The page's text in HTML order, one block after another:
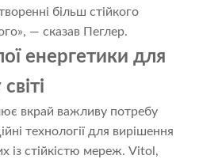
більш стійкого
— сказав Пеглер.
енергетики для
вкрай важливу потребу
технології для вирішення
із стійкістю мереж. Vitol,